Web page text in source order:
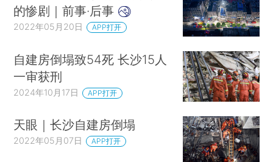
的惨剧｜前事·后事
2022年05月20日 APP打开
自建房倒塌致54死 长沙15人
一审获刑
2024年10月17日 APP打开
天眼｜长沙自建房倒塌
2022年05月07日 APP打开